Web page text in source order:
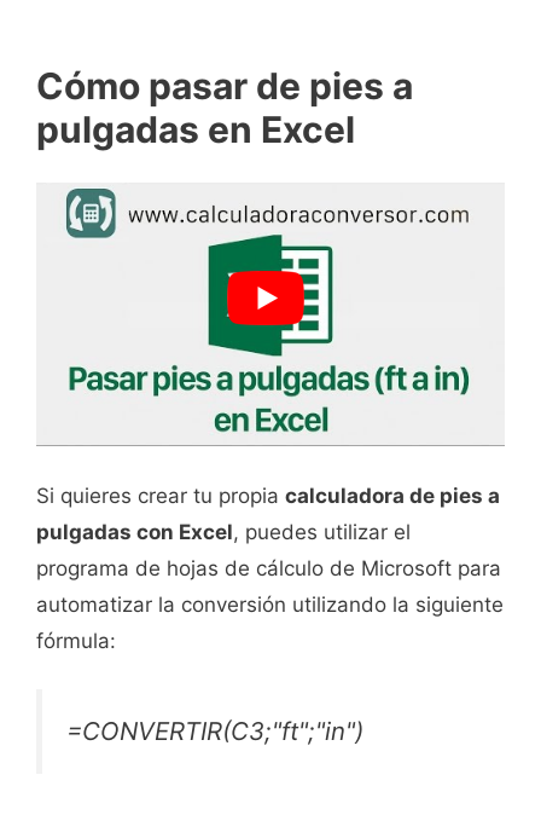
Cómo pasar de pies a
pulgadas en Excel
Si quieres crear tu propia calculadora de pies a
pulgadas con Excel, puedes utilizar el
programa de hojas de cálculo de Microsoft para
automatizar la conversión utilizando la siguiente
fórmula:
=CONVERTIR(C3;"ft";"in")